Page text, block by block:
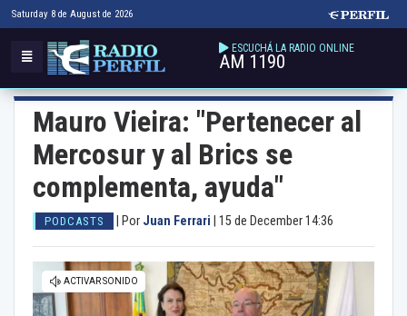
Saturday 8 de August de 2026
ESCUCHÁ LA RADIO ONLINE
AM 1190
Mauro Vieira: "Pertenecer al
Mercosur y al Brics se
complementa, ayuda"
PODCASTS Por Juan Ferrari 15 de December 14:36